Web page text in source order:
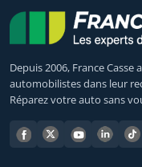
Depuis 2006, France Casse
automobilistes dans leur
Réparez votre auto sans